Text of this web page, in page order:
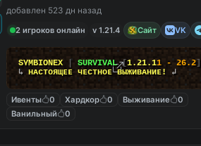
добавлен 523 дн назад
2 игроков онлайн
v 1.21.4 Сайт VK
SYMBIONEX| SURVIVAL [ 1.21.11 - 26.2]
↳ ʜᴀᴄтᴏящᴇᴇ чᴇᴄтʜᴏᴇ ʙыжиʙᴀʜиᴇ! ↲
Ивенты 0 Хардкор 0 Выживание
0
Ванильный
0